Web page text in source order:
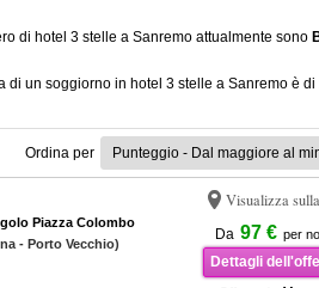
di hotel 3 stelle a Sanremo attualmente sono
di un soggiorno in hotel 3 stelle a Sanremo è di
Ordina per
Visualizza
Da 97 € per
Dettagli
Piazza Colombo
- Porto Vecchio)